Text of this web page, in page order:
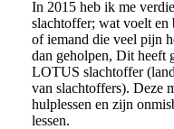
In 2015 heb ik me
slachtoffer; wat voelt en
of iemand die veel pijn
dan geholpen, Dit heeft
LOTUS slachtoffer
van slachtoffers). Deze
hulplessen en zijn
lessen.